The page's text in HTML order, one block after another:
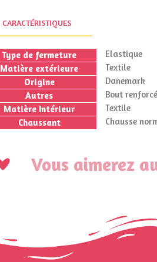
CARACTÉRISTIQUES
Type de fermeture
Elastique
Matière extérieure
Textile
Origine
Danemark
Autres
Bout renforcé
Matière Intérieur
Textile
Chaussant
Chausse
Vous aimerez